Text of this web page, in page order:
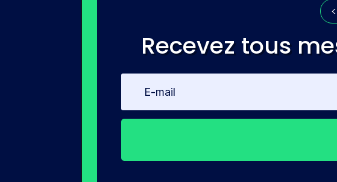
Recevez tous